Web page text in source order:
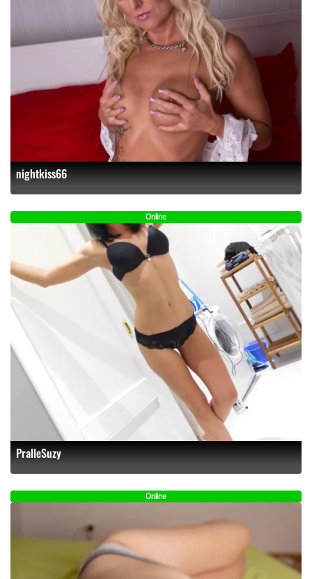
nightkiss66
Online
PralleSuzy
Online